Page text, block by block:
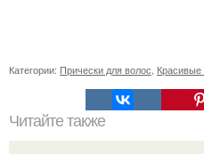
Категории: Прически для волос Красивые
Читайте также